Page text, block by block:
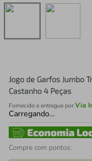
Jogo de Garfos Jumbo
Castanho 4 Peças
Fornecido e entregue porVia
Carregando…
Compre com pontos:
3º perfume